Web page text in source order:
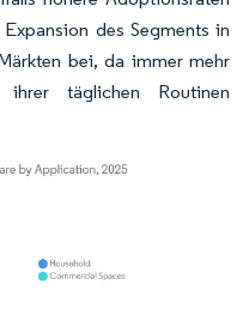
des Segments in
bei, da immer mehr
täglichen Routinen